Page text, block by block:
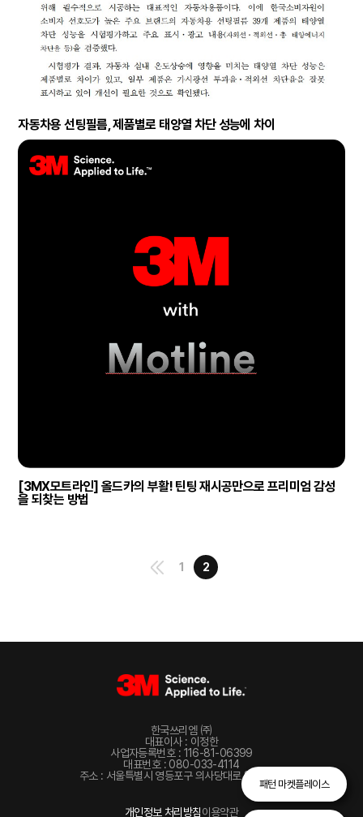
패턴 마켓플레이스
자동차용 선팅필름, 제품별로 태양열 차단 성능에 차이
[3MX모트라인] 올드카의 부활! 틴팅 재시공만으로 프리미엄 감성
을 되찾는 방법
1 2
한국쓰리엠 ㈜
대표이사 : 이정한
사업자등록번호 : 116-81-06399
대표번호 : 080-033-4114
주소 : 서울특별시 영등포구 의사당대로 82, 22층
개인정보 처리방침이용약관